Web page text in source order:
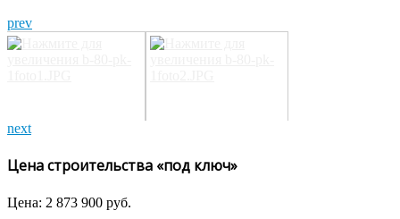
prev
next
Цена строительства «под ключ»
Цена: 2 873 900 руб.